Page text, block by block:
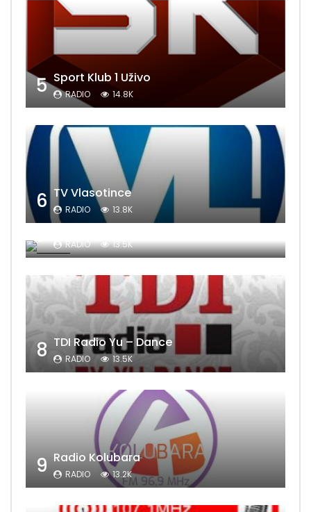
5 Sport Klub 1 Uživo
RADIO 14.8K
6 TV Vlasotince
RADIO 13.8K
Sat Televizija
RADIO 13.5K
8 TDI Radio Yu – Dance
RADIO 13.5K
9 Radio Kolubara
RADIO 13.2K